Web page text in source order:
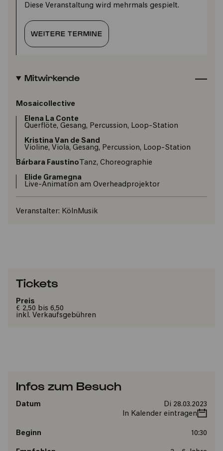
Diese Veranstaltung wird mehrmals gespielt.
WEITERE TERMINE
Mitwirkende
Mosaicollective
Elena La Conte
Querflöte, Gesang, Percussion, Loop-Station
Kristina Van de Sand
Violine, Viola, Gesang, Percussion, Loop-Station
Bárbara Faustino Tanz, Choreographie
Elide Gramegna
Live-Animation am Overheadprojektor
Veranstalter: KölnMusik
Tickets
Preis
€ 2,50 bis 6,50
inkl. Verkaufsgebühren
Infos zum Besuch
Datum
Di 28.03.2023
In Kalender eintragen
Beginn 10:30